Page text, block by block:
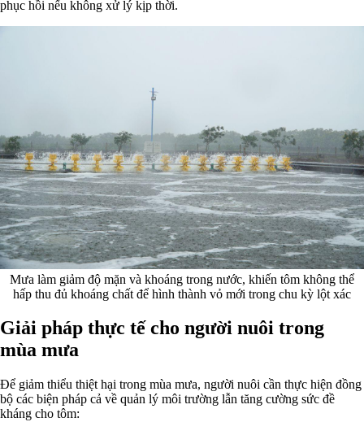
phục hồi nếu không xử lý kịp thời.
Mưa làm giảm độ mặn và khoáng trong nước, khiến tôm không thể
hấp thu đủ khoáng chất để hình thành vỏ mới trong chu kỳ lột xác
Giải pháp thực tế cho người nuôi trong
mùa mưa
Để giảm thiểu thiệt hại trong mùa mưa, người nuôi cần thực hiện đồng
bộ các biện pháp cả về quản lý môi trường lẫn tăng cường sức đề
kháng cho tôm: